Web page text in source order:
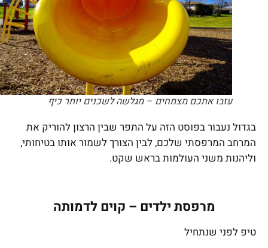
עזבו אתכם מצמחים – מגלשה לשכנים יותר כיף
בגדול נעבור בפוסט הזה על התפר שבין הרצון להוריק את
המרחב המרפסתי שלכם, לבין הצורך לשמור אותו בטיחותי,
וליהנות משני העולמות בראש שקט.
מרפסת ילדים – קוים לדמותה
טיפ לפני שנתחיל